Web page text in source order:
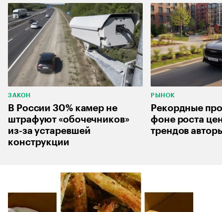
ЗАКОН
В России 30% камер не
штрафуют «обочечников»
из-за устаревшей
конструкции
РЫНОК
Рекордные
фоне роста
трендов